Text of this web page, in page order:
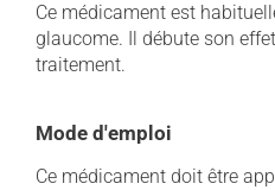
Ce médicament est
glaucome. Il débute son
traitement.
Mode d'emploi
Ce médicament doit être